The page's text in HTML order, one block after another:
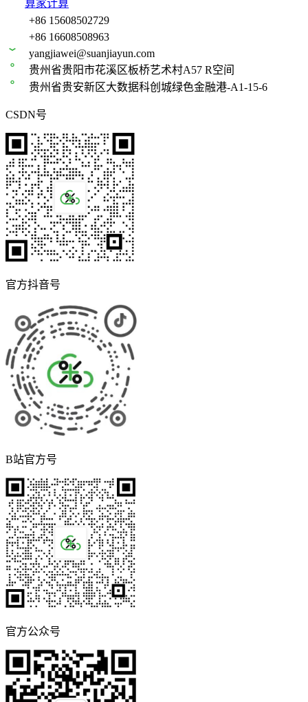
算家计算
+86 15608502729
+86 16608508963
yangjiawei@suanjiayun.com
贵州省贵阳市花溪区板桥艺术村A57 R空间
贵州省贵安新区大数据科创城绿色金融港-A1-15-6
CSDN号
官方抖音号
B站官方号
官方公众号